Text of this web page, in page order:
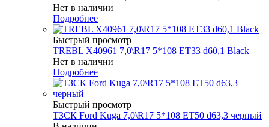
Нет в наличии
Подробнее
Быстрый просмотр
TREBL X40961 7,0\R17 5*108 ET33 d60,1 Black
Нет в наличии
Подробнее
Быстрый просмотр
ТЗСК Ford Kuga 7,0\R17 5*108 ET50 d63,3 черный